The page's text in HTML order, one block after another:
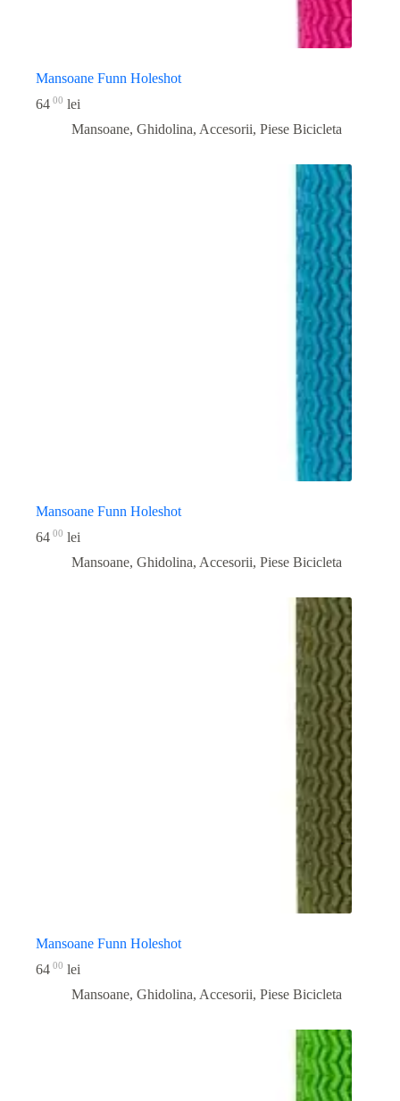
Mansoane Funn Holeshot
64 00 lei
Mansoane, Ghidolina, Accesorii, Piese Bicicleta
Mansoane Funn Holeshot
64 00 lei
Mansoane, Ghidolina, Accesorii, Piese Bicicleta
Mansoane Funn Holeshot
64 00 lei
Mansoane, Ghidolina, Accesorii, Piese Bicicleta